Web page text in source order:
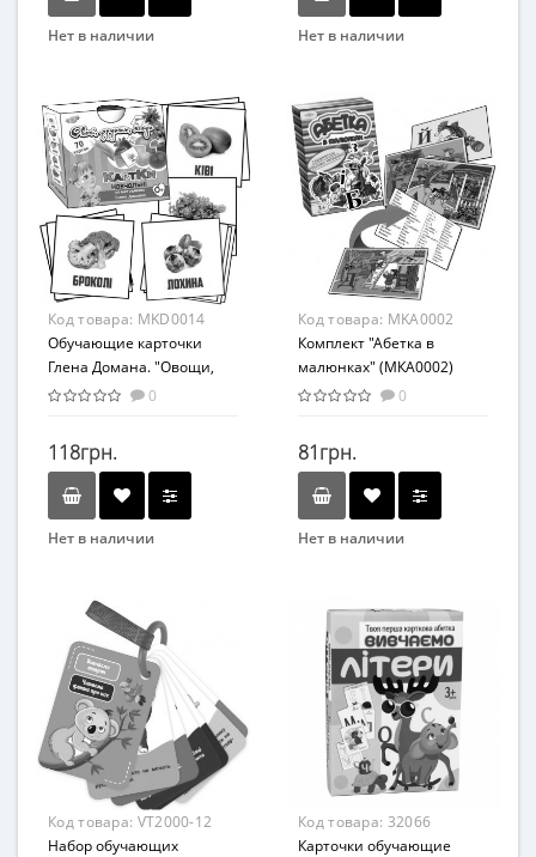
Нет в наличии
Вид
Развивающие
Возраст
С рождения
Возрастная группа
От 0 лет
Материал
Картон
Нет в наличии
Вид
Развивающие
Возраст
От 12 мес
Возрастная группа
От 1 года
Материал
Картон
Код товара: MKD0014
Обучающие карточки
Глена Домана. "Овощи,
фрукты, ягоды" (МКД0014)
0
118грн.
Нет в наличии
Развивающие
Возраст
С рождения
Возрастная группа
От 0 лет
Материал
Картон
Код товара: MKA0002
Комплект "Абетка в
малюнках" (МКА0002)
MKA0002
0
81грн.
Нет в наличии
Интеллектуальные игры
Возраст
От 3-х лет
Возрастная группа
От 3 лет
Картон
Код товара: VT2000-12
Набор обучающих
Код товара: 32066
Карточки обучающие